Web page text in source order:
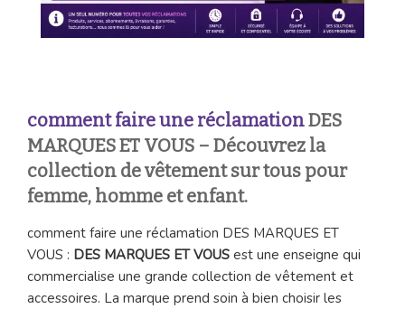
comment faire une réclamationDES
MARQUES ET VOUS – Découvrez la
collection de vêtement sur tous pour
femme, homme et enfant.
comment faire une réclamation DES MARQUES ET
VOUS : DES MARQUES ET VOUS est une enseigne qui
commercialise une grande collection de vêtement et
accessoires. La marque prend soin à bien choisir les